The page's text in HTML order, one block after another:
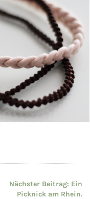
Nächster Beitrag: Ein
Picknick am Rhein.